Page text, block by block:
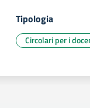
Tipologia
Circolari per i